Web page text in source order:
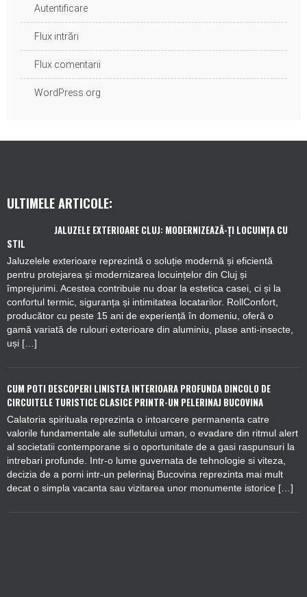
Autentificare
Flux intrări
Flux comentarii
WordPress.org
ULTIMELE ARTICOLE:
JALUZELE EXTERIOARE CLUJ: MODERNIZEAZĂ-ȚI LOCUINȚA CU
STIL
Jaluzelele exterioare reprezintă o soluție modernă și eficientă
pentru protejarea și modernizarea locuințelor din Cluj și
împrejurimi. Acestea contribuie nu doar la estetica casei, ci și la
confortul termic, siguranța și intimitatea locatarilor. RollConfort,
producător cu peste 15 ani de experiență în domeniu, oferă o
gamă variată de rulouri exterioare din aluminiu, plase anti-insecte,
uși […]
CUM POTI DESCOPERI LINISTEA INTERIOARA PROFUNDA DINCOLO DE
CIRCUITELE TURISTICE CLASICE PRINTR-UN PELERINAJ BUCOVINA
Calatoria spirituala reprezinta o intoarcere permanenta catre
valorile fundamentale ale sufletului uman, o evadare din ritmul alert
al societatii contemporane si o oportunitate de a gasi raspunsuri la
intrebari profunde. Intr-o lume guvernata de tehnologie si viteza,
decizia de a porni intr-un pelerinaj Bucovina reprezinta mai mult
decat o simpla vacanta sau vizitarea unor monumente istorice […]